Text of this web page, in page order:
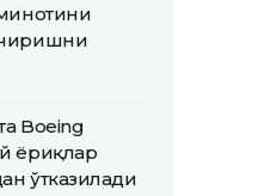
Boeing
ёриқлар
ўтказилади